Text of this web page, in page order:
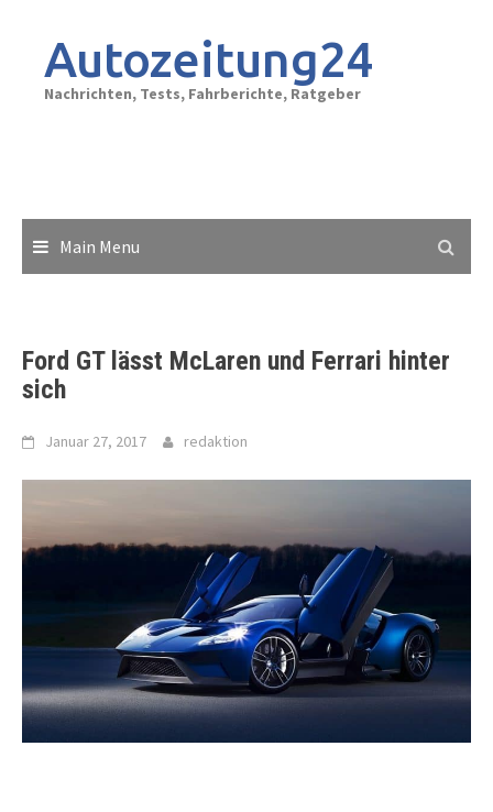
contentAutozeitung24
Nachrichten, Tests, Fahrberichte, Ratgeber
Main Menu
Ford GT lässt McLaren und Ferrari hinter
sich
Januar 27, 2017 redaktion